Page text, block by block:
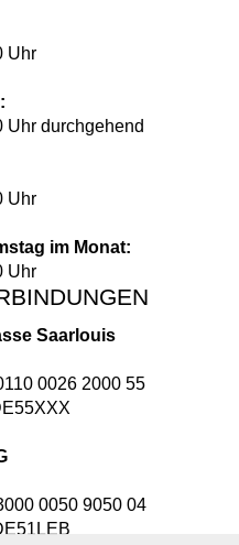
Uhr
Uhr durchgehend
Uhr
im Monat:
Uhr
Saarlouis
0026 2000 55
0050 9050 04